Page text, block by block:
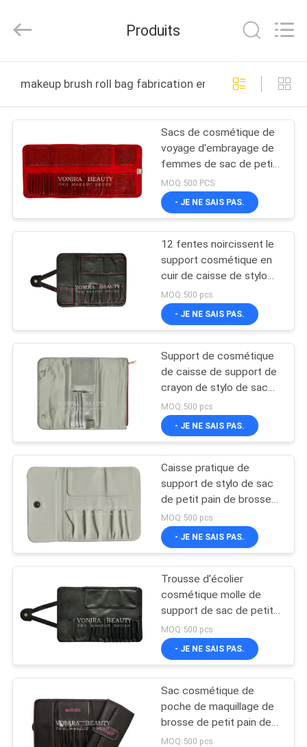
PRODUITS
AU
SUJET
NOUS
VISITE
D'USINE
CONTRÔLE
QUALITÉ
PLAN
DU
SITE
PRIVACY
POLICY
Chanmy
Cosmetics
All
Produits
makeup brush roll bag fabrication en ligne
Sacs de cosmétique de
voyage d'embrayage de
femmes de sac de petit
pain de brosse de
maquillage de cuir de
texture de serpent
MOQ:500 PCS
- JE NE SAIS PAS.
12 fentes noircissent le
support cosmétique en
cuir de caisse de stylo
de poche de sac de petit
pain de brosses de
maquillage de Faux
MOQ:500 pcs
- JE NE SAIS PAS.
Support de cosmétique
de caisse de support de
crayon de stylo de sac
de petit pain de brosse
de maquillage de bourse
de femmes de mode
MOQ:500 pcs
- JE NE SAIS PAS.
Caisse pratique de
support de stylo de sac
de petit pain de brosse
de maquillage de bourse
d'embrayage de femmes
de mode
MOQ:500 pcs
- JE NE SAIS PAS.
Trousse d'écolier
cosmétique molle de
support de sac de petit
pain de brosse de
maquillage de noir de
mode de fentes du cuir
MOQ:500 pcs
- JE NE SAIS PAS.
Sac cosmétique de
poche de maquillage de
brosse de petit pain de
sac de crayon de caisse
MOQ:500 pcs